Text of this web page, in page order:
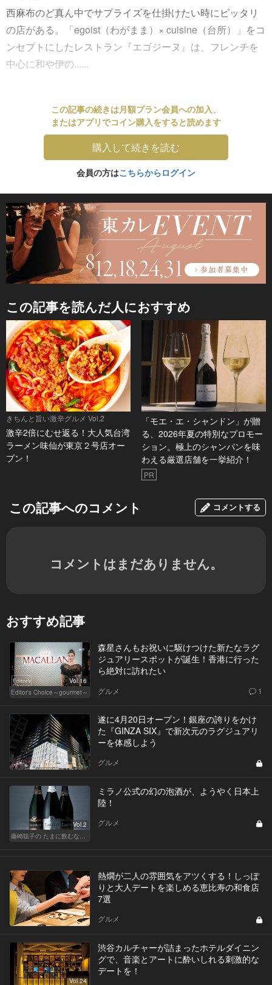
西麻布のど真ん中でサプライズを仕掛けたい時にピッタリ
の店がある。「egoist（わがまま）× cuisine（台所）」をコ
ンセプトにしたレストラン『エゴジーヌ』は、フレンチを
中心に和や伊の......
この記事の続きは月額プラン会員への加入、
またはアプリでコイン購入をすると読めます
購入して続きを読む
会員の方はこちらからログイン
この記事を読んだ人におすすめ
きちんと旨い激辛グルメ Vol.2
激辛2倍にむせ返る！大人気台湾
ラーメン味仙が東京２号店オー
プン！
「モエ・エ・シャンドン」が贈
る、2026年夏の特別なプロモー
ション。極上のシャンパンを味
わえる厳選店舗を一挙紹介！
PR
この記事へのコメント コメントする
コメントはまだありません。
おすすめ記事
Vol.16
Editor's Choice～gourmet～
森星さんもお祝いに駆けつけた新たなラグ
ジュアリースポットが誕生！香港に行った
ら絶対に訪れたい
グルメ 1
遂に4月20日オープン！銀座の誇りをかけ
た『GINZA SIX』で新次元のラグジュアリ
ーを体感しよう
グルメ
Vol.2
藤崎聡子の たまに飲むなら、こんな泡
ミラノ公式の幻の泡酒が、ようやく日本上
陸！
グルメ
熱燗が二人の雰囲気をアツくする！しっぽ
りと大人デートを楽しめる恵比寿の和食店
7選
グルメ
Vol.24
渋谷カルチャーが詰まったホテルダイニン
グで、音楽とアートに酔いしれる刺激的な
デートを！